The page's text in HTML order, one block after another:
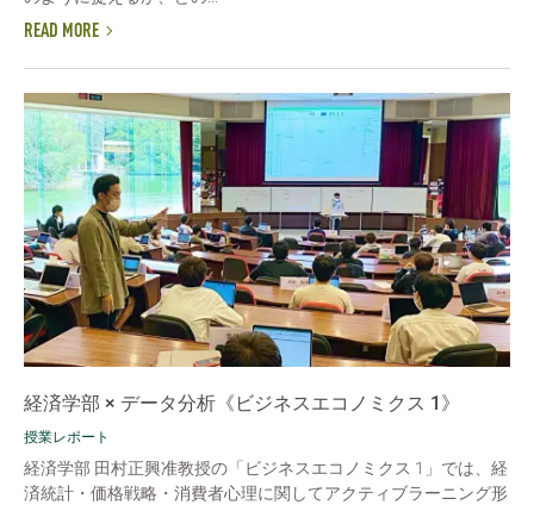
READ MORE
経済学部 × データ分析《ビジネスエコノミクス 1》
授業レポート
経済学部 田村正興准教授の「ビジネスエコノミクス 1」では、経
済統計・価格戦略・消費者心理に関してアクティブラーニング形